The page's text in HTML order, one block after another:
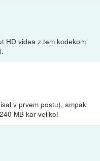
HD videa z tem kodekom
v prvem postu), ampak
MB kar veliko!